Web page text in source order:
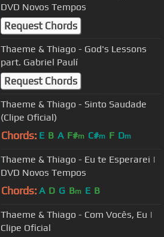
DVD Novos Tempos
Request Chords
Thaeme & Thiago - God's Lessons
part. Gabriel Paulí
Request Chords
Thaeme & Thiago - Sinto Saudade
(Clipe Oficial)
Chords: E B A F#m C#m F Dm
Thaeme & Thiago - Eu te Esperarei |
DVD Novos Tempos
Chords: A D G Bm E B
Thaeme & Thiago - Com Vocês, Eu |
Clipe Oficial